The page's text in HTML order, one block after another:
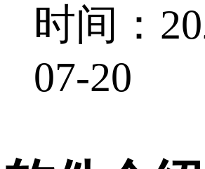
时间：
07-20